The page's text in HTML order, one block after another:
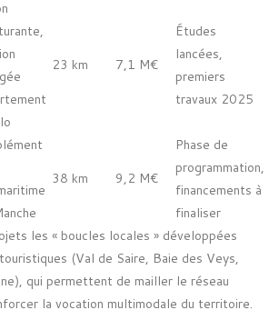
23 km 7,1 M€
Études
lancées,
premiers
travaux 2025
38 km 9,2 M€
Phase de
programmation,
financements à
finaliser
les « boucles locales » développées
(Val de Saire, Baie des Veys,
qui permettent de mailler le réseau
la vocation multimodale du territoire.